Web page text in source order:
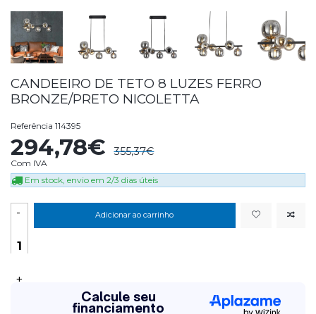
CANDEEIRO DE TETO 8 LUZES FERRO
BRONZE/PRETO NICOLETTA
Referência 114395
294,78€ 355,37€
Com IVA
Em stock, envio em 2/3 dias úteis
-
+
Adicionar ao carrinho